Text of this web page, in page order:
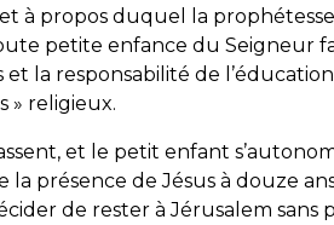
à propos duquel la prophétesse
petite enfance du Seigneur
et la responsabilité de
» religieux.
et le petit enfant
la présence de Jésus à douze
de rester à Jérusalem sans